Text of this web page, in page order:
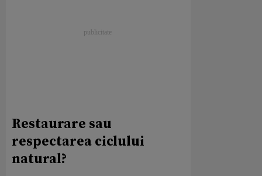
Restaurare sau
respectarea ciclului
natural?